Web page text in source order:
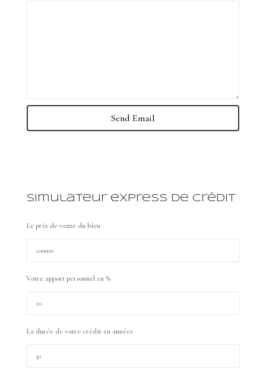
Simulateur express de crédit
Le prix de vente du bien
Votre apport personnel en %
La durée de votre crédit en années